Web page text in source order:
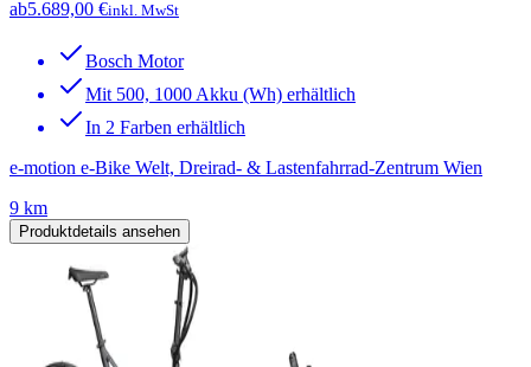
ab5.689,00 €inkl. MwSt
Bosch Motor
Mit 500, 1000 Akku (Wh) erhältlich
In 2 Farben erhältlich
e-motion e-Bike Welt, Dreirad- & Lastenfahrrad-Zentrum Wien
9 km
Produktdetails ansehen